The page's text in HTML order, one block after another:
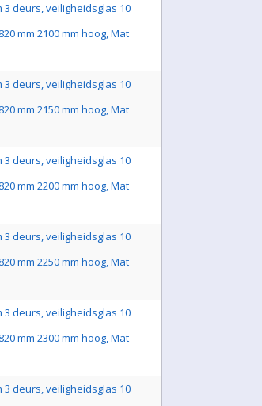
deurs, veiligheidsglas 10
mm 2100 mm hoog, Mat
deurs, veiligheidsglas 10
mm 2150 mm hoog, Mat
deurs, veiligheidsglas 10
mm 2200 mm hoog, Mat
deurs, veiligheidsglas 10
mm 2250 mm hoog, Mat
deurs, veiligheidsglas 10
mm 2300 mm hoog, Mat
deurs, veiligheidsglas 10